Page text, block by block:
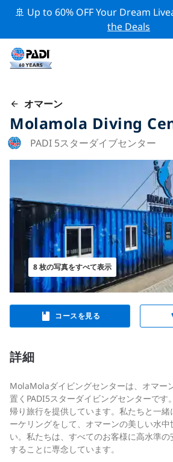
🚢 Up to 60% OFF Your Dream
the Deals
オマーン
Molamola Diving
PADI 5スターダイブセンター
8 枚の写真をすべて表示
コースを見る
詳細
MolaMolaダイビングセンターは、オマー
置くPADI5スターダイビングセンターで
帰り旅行を提供しています。私たちと一緒
ーケリングをして、オマーンの美しい水中
い。私たちは、すべてのお客様に高水準
することに専念しています。